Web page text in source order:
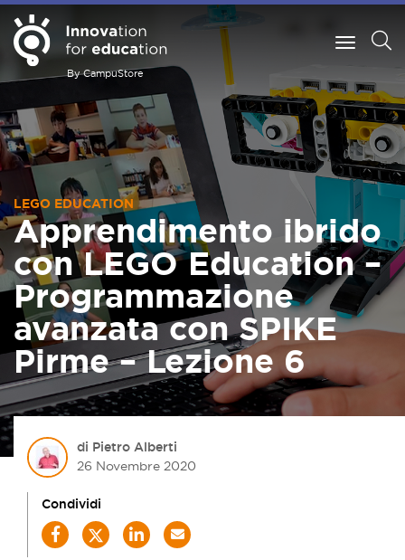
By CampuStore
LEGO EDUCATION
Apprendimento ibrido
con LEGO Education –
Programmazione
avanzata con SPIKE
Pirme – Lezione 6
di Pietro Alberti
26 Novembre 2020
Condividi